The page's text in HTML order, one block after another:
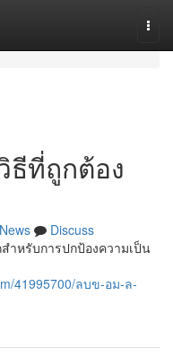
ธีที่ถูกต้อง
News
Discuss
หรับการปกป้องความเป็น
41995700/ลบข-อม-ล-